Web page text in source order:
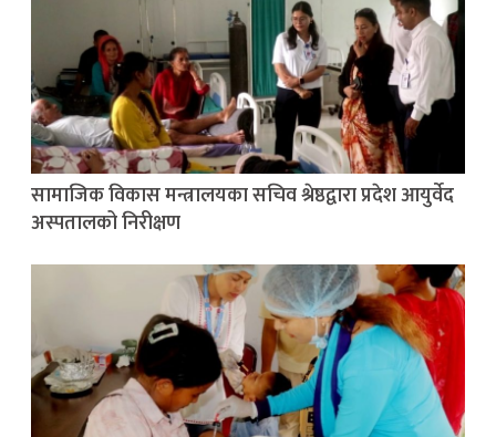
सामाजिक विकास मन्त्रालयका सचिव श्रेष्ठद्वारा प्रदेश आयुर्वेद
अस्पतालको निरीक्षण